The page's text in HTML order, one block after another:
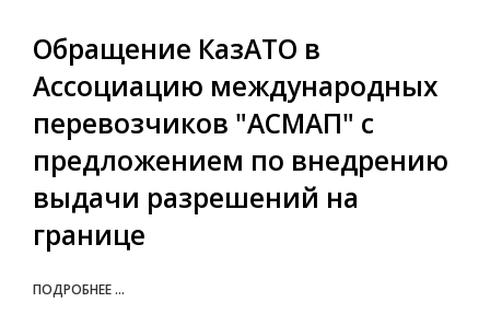
Обращение КазАТО в
Ассоциацию международных
перевозчиков "АСМАП" с
предложением по внедрению
выдачи разрешений на
границе
ПОДРОБНЕЕ ...